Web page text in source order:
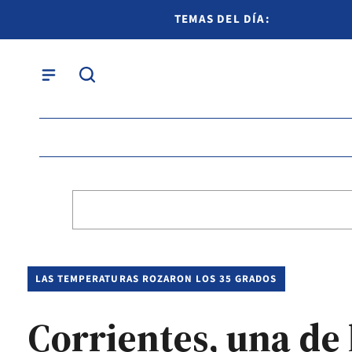
TEMAS DEL DÍA:
LAS TEMPERATURAS ROZARON LOS 35 GRADOS
Corrientes, una de